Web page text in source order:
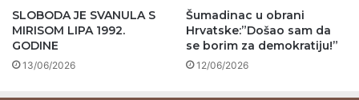
SLOBODA JE SVANULA S
MIRISOM LIPA 1992.
GODINE
13/06/2026
Šumadinac u obrani
Hrvatske:”Došao sam da
se borim za demokratiju!”
12/06/2026